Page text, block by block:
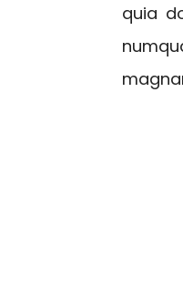
quia